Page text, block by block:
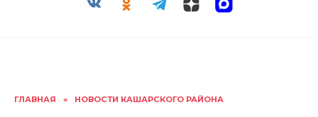
ГЛАВНАЯ » НОВОСТИ КАШАРСКОГО РАЙОНА